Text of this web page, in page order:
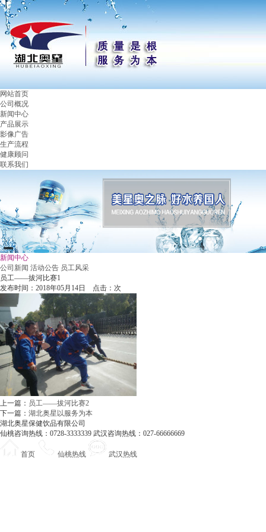
网站首页
公司概况
新闻中心
产品展示
影像广告
生产流程
健康顾问
联系我们
新闻中心
公司新闻 活动公告 员工风采
员工——拔河比赛1
发布时间：2018年05月14日 点击： 次
上一篇： 员工——拔河比赛2
下一篇： 湖北奥星以服务为本
湖北奥星保健饮品有限公司
仙桃咨询热线：0728-3333339 武汉咨询热线：027-66666669
首页 仙桃热线 武汉热线